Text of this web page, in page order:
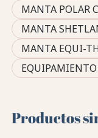
MANTA POLAR
MANTA
MANTA EQUI-
Productos